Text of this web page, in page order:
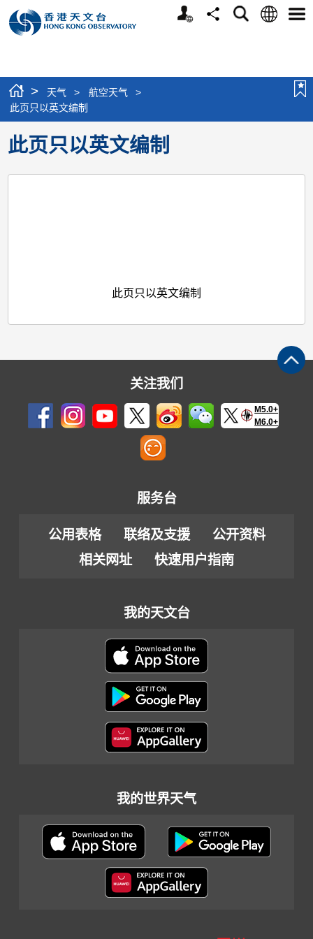
个
分
搜
语
选
> 天气 > 航空天气
>
此页只以英文编制
此页只以英文编制
此页只以英文编制
关注我们
M5.0+
M6.0+
服务台
公用表格 联络及支援
公开资料
相关网址
快速用户指南
我的天文台
我的世界天气